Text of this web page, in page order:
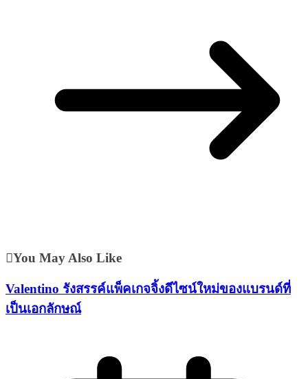
You May Also Like
Valentino รังสรรค์แพ็คเกจจิ้งดีไซน์ใหม่ของแบรนด์ที่
เป็นเอกลักษณ์